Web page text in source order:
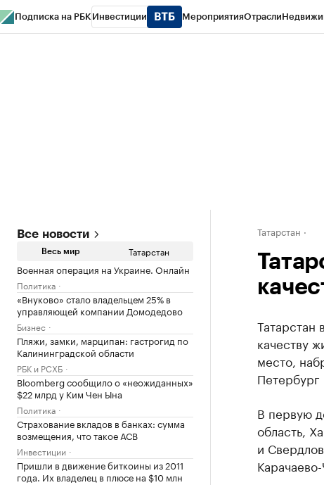
Подписка на РБК Инвестиции МероприятияОтрасли
Все новости
Весь мир Татарстан
Военная операция на Украине. Онлайн
Политика
«Внуково» стало владельцем 25% в
управляющей компании Домодедово
Бизнес
Пляжи, замки, марципан: гастрогид по
Калининградской области
РБК и РСХБ
Bloomberg сообщило о «неожиданных»
$22 млрд у Ким Чен Ына
Политика
Страхование вкладов в банках: сумма
возмещения, что такое АСВ
Инвестиции
Пришли в движение биткоины из 2011
года. Их владелец в плюсе на $10 млн
Татарстан
Татарстан
качеству
место,
Петербург
В первую
область,
и